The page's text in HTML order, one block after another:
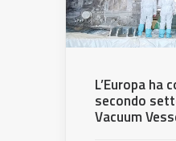
L’Europa ha
secondo
Vacuum